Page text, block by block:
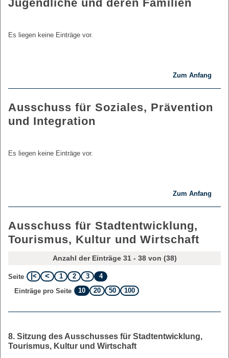
Jugendliche und deren Familien
Es liegen keine Einträge vor.
Zum Anfang
Ausschuss für Soziales, Prävention
und Integration
Es liegen keine Einträge vor.
Zum Anfang
Ausschuss für Stadtentwicklung,
Tourismus, Kultur und Wirtschaft
Anzahl der Einträge 31 - 38 von (38)
Seite 1 2 3
4
Einträge pro Seite
10 20 50 100
8. Sitzung des Ausschusses für Stadtentwicklung,
Tourismus, Kultur und Wirtschaft